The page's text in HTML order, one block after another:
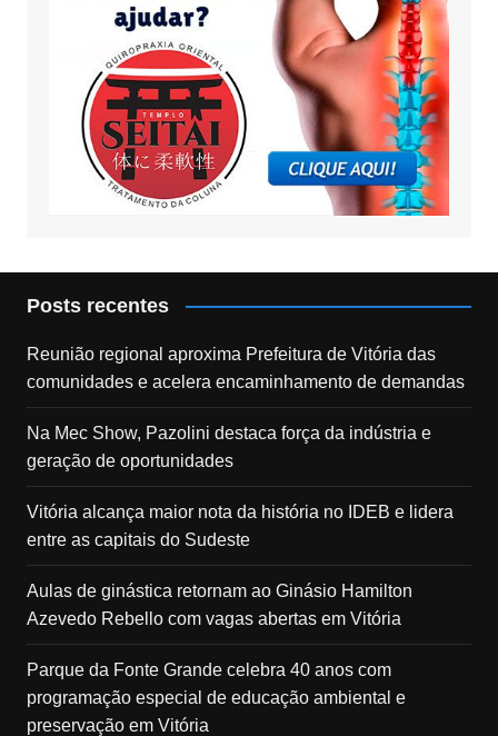
Posts recentes
Reunião regional aproxima Prefeitura de Vitória das
comunidades e acelera encaminhamento de demandas
Na Mec Show, Pazolini destaca força da indústria e
geração de oportunidades
Vitória alcança maior nota da história no IDEB e lidera
entre as capitais do Sudeste
Aulas de ginástica retornam ao Ginásio Hamilton
Azevedo Rebello com vagas abertas em Vitória
Parque da Fonte Grande celebra 40 anos com
programação especial de educação ambiental e
preservação em Vitória